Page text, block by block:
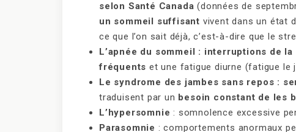
selon Santé Canada (données de
un sommeil suffisant vivent dans un état
ce que l’on sait déjà, c’est-à-dire que le
L’apnée du sommeil : interruptions de
fréquents et une fatigue diurne (fatigue le
Le syndrome des jambes sans repos :
traduisent par un besoin constant de les
L’hypersomnie : somnolence excessive
Parasomnie : comportements anormaux